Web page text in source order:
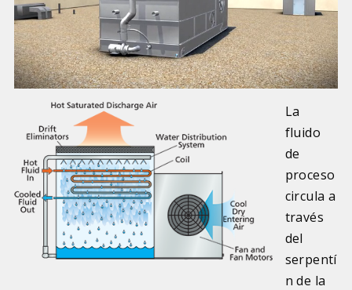
La
fluido
de
proceso
circula a
través
del
serpentí
n de la